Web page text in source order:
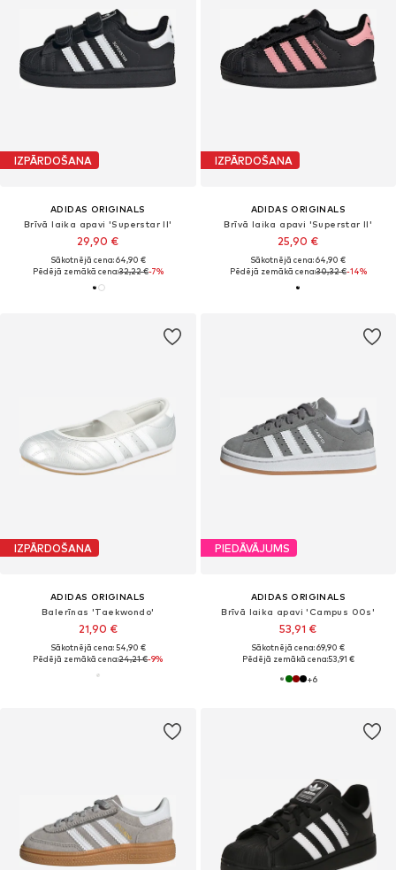
IZPĀRDOŠANA
ADIDAS ORIGINALS
Brīvā laika apavi 'Superstar II'
29,90 €
Sākotnējā cena: 64,90 €
Pēdējā zemākā cena:32,22 €-7%
IZPĀRDOŠANA
ADIDAS ORIGINALS
Brīvā laika apavi 'Superstar II'
25,90 €
Sākotnējā cena: 64,90 €
Pēdējā zemākā cena:30,32 €-14%
IZPĀRDOŠANA
ADIDAS ORIGINALS
Balerīnas 'Taekwondo'
21,90 €
Sākotnējā cena: 54,90 €
Pēdējā zemākā cena:24,21 €-9%
PIEDĀVĀJUMS
ADIDAS ORIGINALS
Brīvā laika apavi 'Campus 00s'
53,91 €
Sākotnējā cena: 69,90 €
Pēdējā zemākā cena:53,91 €
+6